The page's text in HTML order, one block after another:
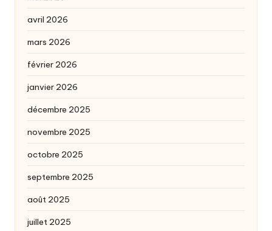
avril 2026
mars 2026
février 2026
janvier 2026
décembre 2025
novembre 2025
octobre 2025
septembre 2025
août 2025
juillet 2025